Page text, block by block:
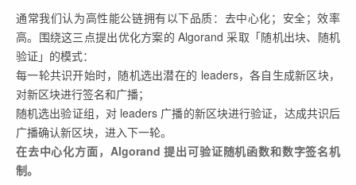
通常我们认为高性能公链拥有以下品质：去中心化；安全；效率
高。围绕这三点提出优化方案的 Algorand 采取「随机出块、随机
验证」的模式：
每一轮共识开始时，随机选出潜在的 leaders，各自生成新区块，
对新区块进行签名和广播；
随机选出验证组，对 leaders 广播的新区块进行验证，达成共识后
广播确认新区块，进入下一轮。
在去中心化方面，Algorand 提出可验证随机函数和数字签名机
制。